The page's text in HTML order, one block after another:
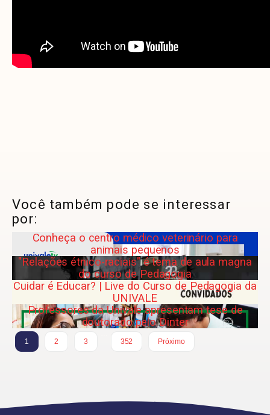
Você também pode se interessar
por:
Conheça o centro médico veterinário para
animais pequenos
"Relações étnico-raciais" é tema de aula magna
do curso de Pedagogia
Cuidar é Educar? | Live do Curso de Pedagogia da
UNIVALE
Professores da Univale apresentam tese de
doutorado pelo Dinter
1 2 3
352
Próximo